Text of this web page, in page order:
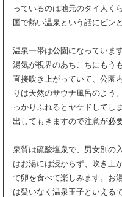
っているのは地元のタイ人く
国で熱い温泉という話にピン
温泉一帯は公園になっていま
湯気が視界のあちこちにもう
直接吹き上がっていて、公園
りは天然のサウナ風呂のよう
っかりふれるとヤケドしてし
出してもきますので注意が必
泉質は硫酸塩泉で、男女別の
はお湯には浸からず、吹き上
で卵を食べて楽しみます。お
は疑いなく温泉玉子といえる